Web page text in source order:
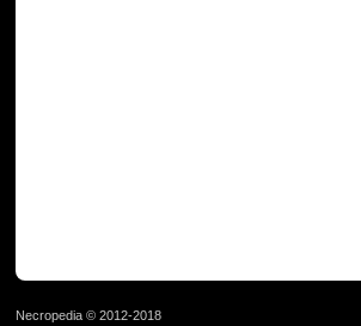
Necropedia © 2012-2018